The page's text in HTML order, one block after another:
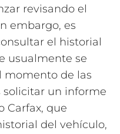
revisando el
embargo, es
el historial
usualmente se
momento de las
solicitar un informe
Carfax, que
del vehículo,